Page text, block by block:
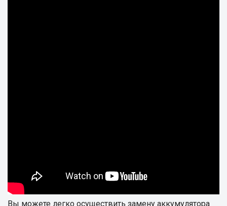
Вы можете легко осуществить замену аккумулятора